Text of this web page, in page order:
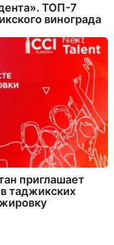
ТОП-7
винограда
приглашает
таджикских